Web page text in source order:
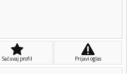
Sačuvaj profil Prijavi oglas